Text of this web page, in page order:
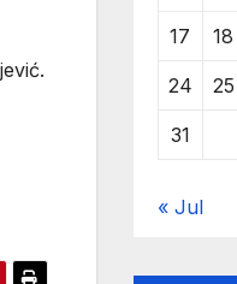
17 18
24 25
31
« Jul